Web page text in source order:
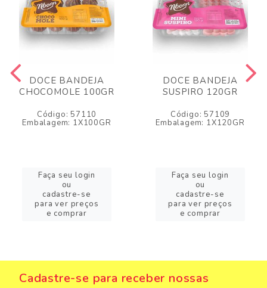
DOCE BANDEJA
CHOCOMOLE 100GR
Código: 57110
Embalagem: 1X100GR
Faça seu login
ou
cadastre-se
para ver preços
e comprar
DOCE BANDEJA
SUSPIRO 120GR
Código: 57109
Embalagem: 1X120GR
Faça seu login
ou
cadastre-se
para ver preços
e comprar
Cadastre-se para receber nossas